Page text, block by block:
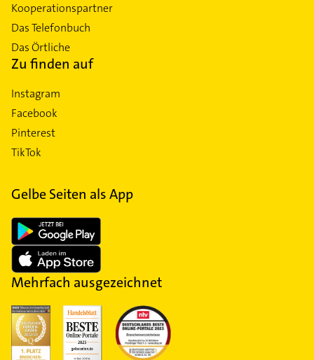
Kooperationspartner
Das Telefonbuch
Das Örtliche
Zu finden auf
Instagram
Facebook
Pinterest
TikTok
Gelbe Seiten als App
Mehrfach ausgezeichnet